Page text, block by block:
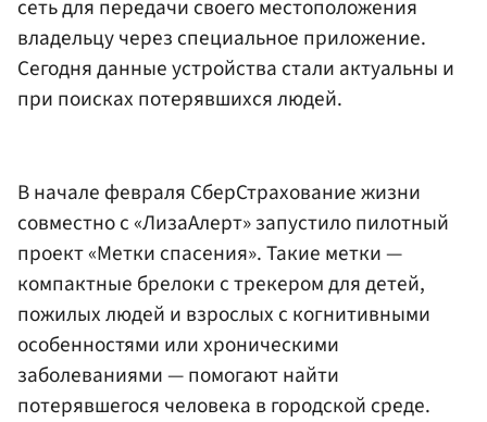
сеть для передачи своего местоположения
владельцу через специальное приложение.
Сегодня данные устройства стали актуальны и
при поисках потерявшихся людей.
В начале февраля СберСтрахование жизни
совместно с «ЛизаАлерт» запустило пилотный
проект «Метки спасения». Такие метки —
компактные брелоки с трекером для детей,
пожилых людей и взрослых с когнитивными
особенностями или хроническими
заболеваниями — помогают найти
потерявшегося человека в городской среде.